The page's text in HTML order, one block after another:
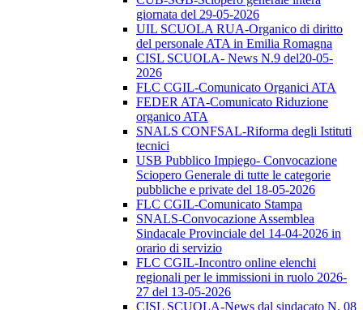
giornata del 29-05-2026
UIL SCUOLA RUA-Organico di diritto
del personale ATA in Emilia Romagna
CISL SCUOLA- News N.9 del20-05-
2026
FLC CGIL-Comunicato Organici ATA
FEDER ATA-Comunicato Riduzione
organico ATA
SNALS CONFSAL-Riforma degli Istituti
tecnici
USB Pubblico Impiego- Convocazione
Sciopero Generale di tutte le categorie
pubbliche e private del 18-05-2026
FLC CGIL-Comunicato Stampa
SNALS-Convocazione Assemblea
Sindacale Provinciale del 14-04-2026 in
orario di servizio
FLC CGIL-Incontro online elenchi
regionali per le immissioni in ruolo 2026-
27 del 13-05-2026
CISL SCUOLA-News dal sindacato N. 08